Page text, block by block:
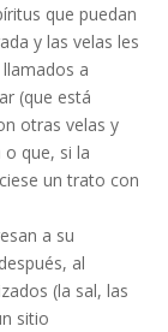
que puedan
y las velas les
a
(que está
otras velas y
o que, si la
un trato con
a su
al
(la sal, las
sitio